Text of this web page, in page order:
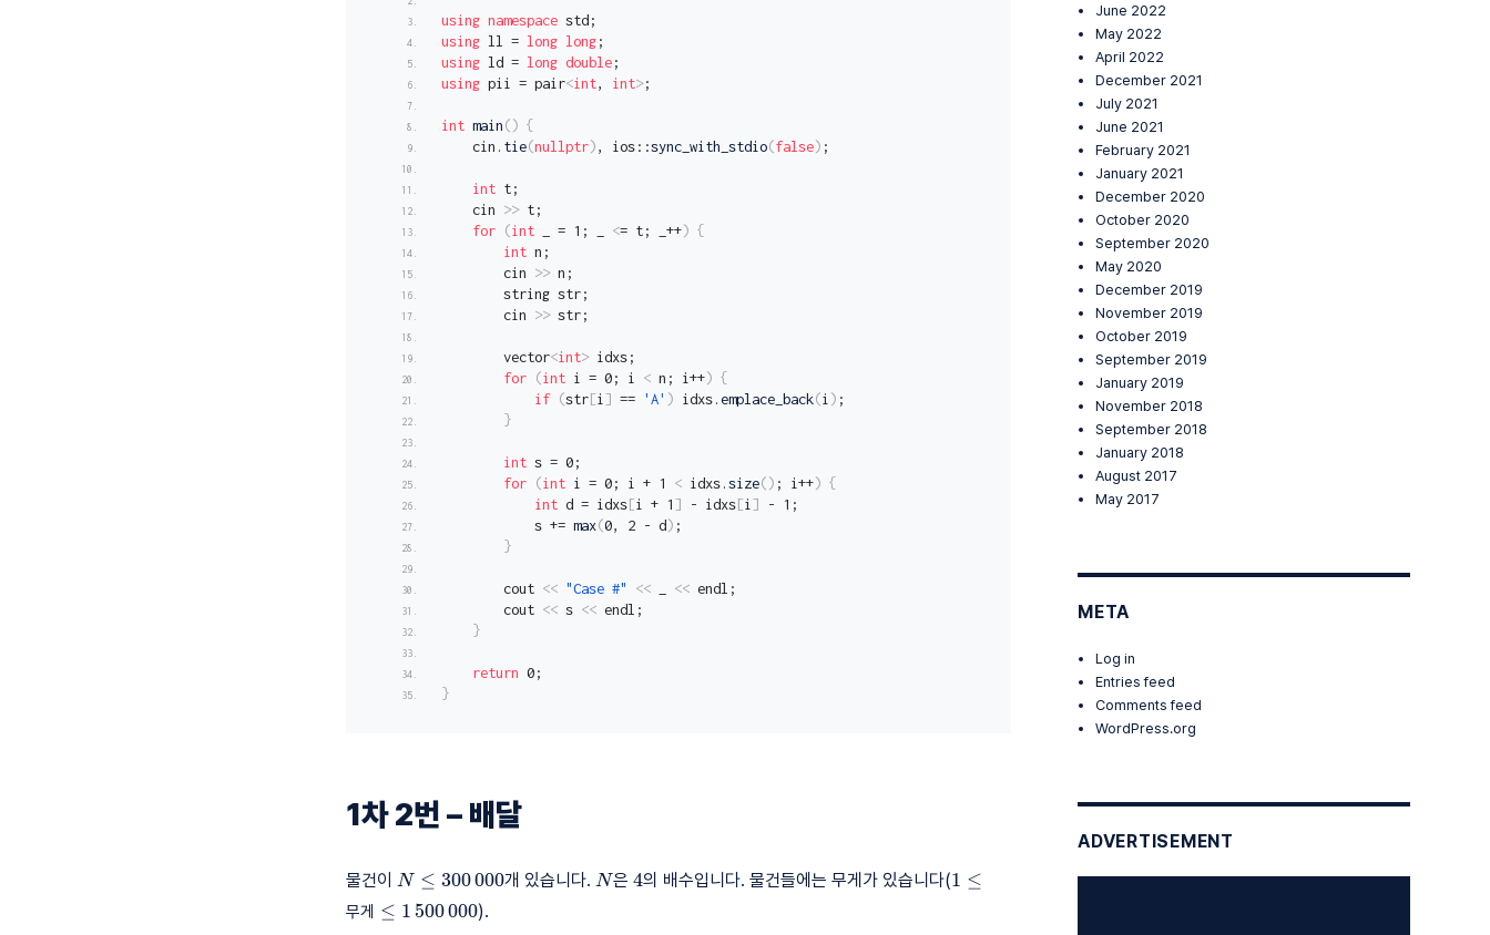
using namespace std;
using ll = long long;
using ld = long double;
using pii = pair<int, int>;
int main() {
    cin.
tie(nullptr), ios::sync_with_stdio(false) ;
int t;
    cin
>> t;
for (int _ = 1; _ <= t; _++) {
int n;
        cin
>> n;
        string str;
        cin
>> str;
        vector
<int> idxs;
for (int i = 0; i < n; i++) {
if (str[i ] == 'A' ) idxs.emplace_back(i ) ;
}
int s = 0;
for (int i = 0; i + 1 < idxs.size() ; i++) {
int d = idxs[i + 1] - idxs[i ] - 1;
            s +=
max(0, 2 - d) ;
}
        cout
<< "Case #" << << endl;
        cout
<< s << endl;
}
return 0;
}
1차 2번 – 배달
물건이
N \le
300\,000
N ≤ 300000개 있습니다. N
N은 4
4의 배수입니다. 물건들에는 무게가 있습니다(1 \le
1 ≤
무게 ≤ 1 500000).
June 2022
May 2022
April 2022
December 2021
July 2021
June 2021
February 2021
January 2021
December 2020
October 2020
September 2020
May 2020
December 2019
November 2019
October 2019
September 2019
January 2019
November 2018
September 2018
January 2018
August 2017
May 2017
META
Log in
Entries feed
Comments feed
WordPress.org
ADVERTISEMENT